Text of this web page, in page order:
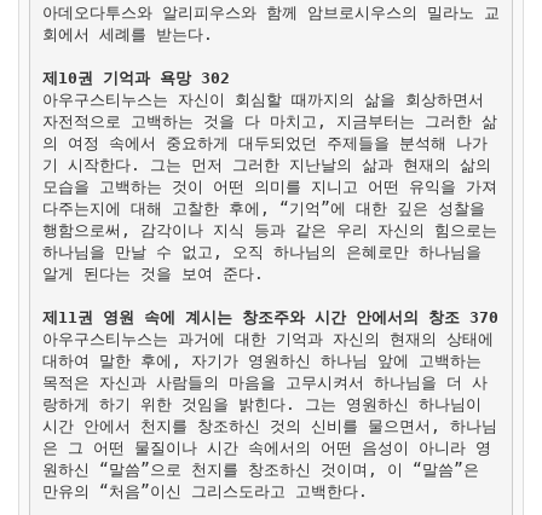
아데오다투스와 알리피우스와 함께 암브로시우스의 밀라노 교
회에서 세례를 받는다.
제10권 기억과 욕망 302
아우구스티누스는 자신이 회심할 때까지의 삶을 회상하면서
자전적으로 고백하는 것을 다 마치고, 지금부터는 그러한 삶
의 여정 속에서 중요하게 대두되었던 주제들을 분석해 나가
기 시작한다. 그는 먼저 그러한 지난날의 삶과 현재의 삶의
모습을 고백하는 것이 어떤 의미를 지니고 어떤 유익을 가져
다주는지에 대해 고찰한 후에, “기억”에 대한 깊은 성찰을
행함으로써, 감각이나 지식 등과 같은 우리 자신의 힘으로는
하나님을 만날 수 없고, 오직 하나님의 은혜로만 하나님을
알게 된다는 것을 보여 준다.
제11권 영원 속에 계시는 창조주와 시간 안에서의 창조 370
아우구스티누스는 과거에 대한 기억과 자신의 현재의 상태에
대하여 말한 후에, 자기가 영원하신 하나님 앞에 고백하는
목적은 자신과 사람들의 마음을 고무시켜서 하나님을 더 사
랑하게 하기 위한 것임을 밝힌다. 그는 영원하신 하나님이
시간 안에서 천지를 창조하신 것의 신비를 물으면서, 하나님
은 그 어떤 물질이나 시간 속에서의 어떤 음성이 아니라 영
원하신 “말씀”으로 천지를 창조하신 것이며, 이 “말씀”은
만유의 “처음”이신 그리스도라고 고백한다.